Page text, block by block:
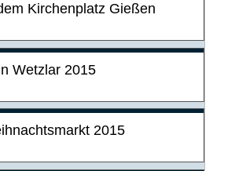
Kirchenplatz Gießen
Wetzlar 2015
2015